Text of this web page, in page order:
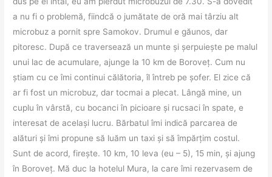
a nu fi o problemă, fiindcă o jumătate de oră mai târziu alt
microbuz a pornit spre Samokov. Drumul e găunos, dar
pitoresc. După ce traversează un munte și șerpuiește pe malul
unui lac de acumulare, ajunge la 10 km de Boroveț. Cum nu
știam cu ce îmi continui călătoria, îl întreb pe șofer. El zice că
ar fi fost un microbuz, dar tocmai a plecat. Lângă mine, un
cuplu în vârstă, cu bocanci în picioare și rucsaci în spate, e
interesat de același lucru. Bărbatul îmi indică parcarea de
alături și îmi propune să luăm un taxi și să împărțim costul.
Sunt de acord, firește. 10 km, 10 leva (eu – 5), 15 min, și ajung
în Boroveț. Mă duc la hotelul Mura, la care îmi rezervasem de